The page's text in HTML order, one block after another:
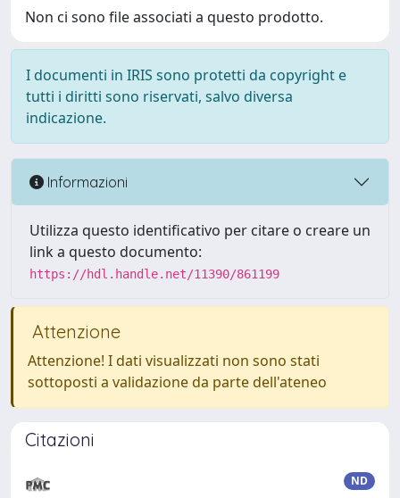
Non ci sono file associati a questo prodotto.
I documenti in IRIS sono protetti da copyright e
tutti i diritti sono riservati, salvo diversa
indicazione.
Informazioni
Utilizza questo identificativo per citare o creare un
link a questo documento:
https://hdl.handle.net/11390/861199
Attenzione
Attenzione! I dati visualizzati non sono stati
sottoposti a validazione da parte dell'ateneo
Citazioni
ND